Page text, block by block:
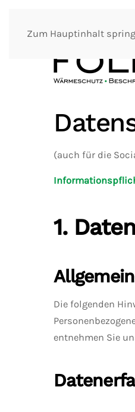
Zum Hauptinhalt
(auch für die
1.
Die folgenden
entnehmen Sie